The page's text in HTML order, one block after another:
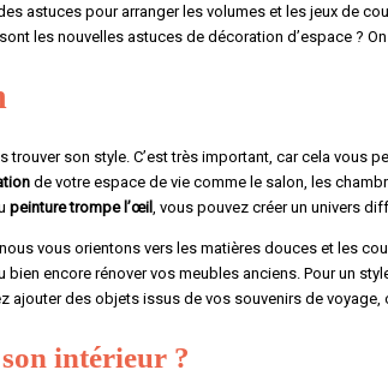
astuces pour arranger les volumes et les jeux de
les nouvelles astuces de décoration d’espace ?
son style. C’est très important, car cela vous
de votre espace de vie comme le salon, les
peinture trompe l’œil , vous pouvez créer un univers
vous orientons vers les matières douces et les
encore rénover vos meubles anciens. Pour un
ajouter des objets issus de vos souvenirs de
intérieur ?